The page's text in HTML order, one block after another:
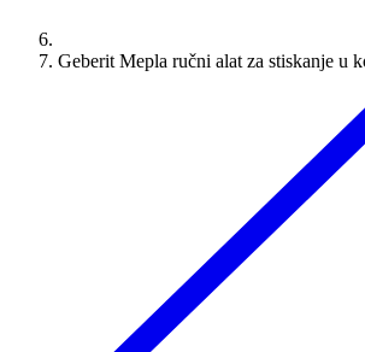
Geberit Mepla ručni alat za stiskanje u